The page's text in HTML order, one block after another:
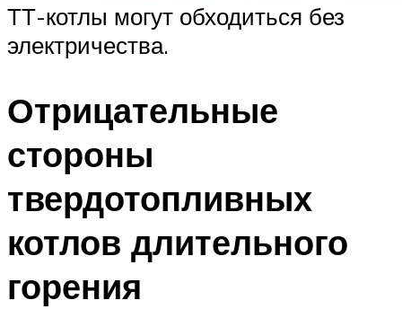
ТТ-котлы могут обходиться без
электричества.
Отрицательные
стороны
твердотопливных
котлов длительного
горения